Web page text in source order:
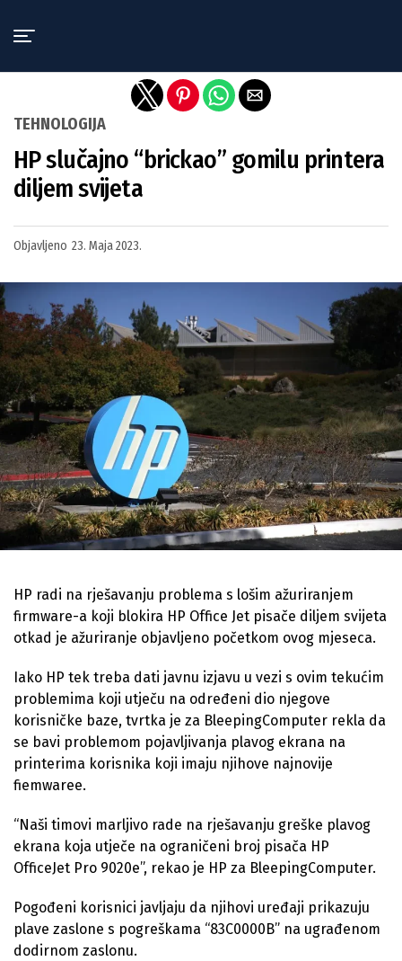
TEHNOLOGIJA
HP slučajno “brickao” gomilu printera
diljem svijeta
Objavljeno 23. Maja 2023.
HP radi na rješavanju problema s lošim ažuriranjem
firmware-a koji blokira HP Office Jet pisače diljem svijeta
otkad je ažuriranje objavljeno početkom ovog mjeseca.
Iako HP tek treba dati javnu izjavu u vezi s ovim tekućim
problemima koji utječu na određeni dio njegove
korisničke baze, tvrtka je za BleepingComputer rekla da
se bavi problemom pojavljivanja plavog ekrana na
printerima korisnika koji imaju njihove najnovije
fiemwaree.
“Naši timovi marljivo rade na rješavanju greške plavog
ekrana koja utječe na ograničeni broj pisača HP
OfficeJet Pro 9020e”, rekao je HP za BleepingComputer.
Pogođeni korisnici javljaju da njihovi uređaji prikazuju
plave zaslone s pogreškama “83C0000B” na ugrađenom
dodirnom zaslonu.